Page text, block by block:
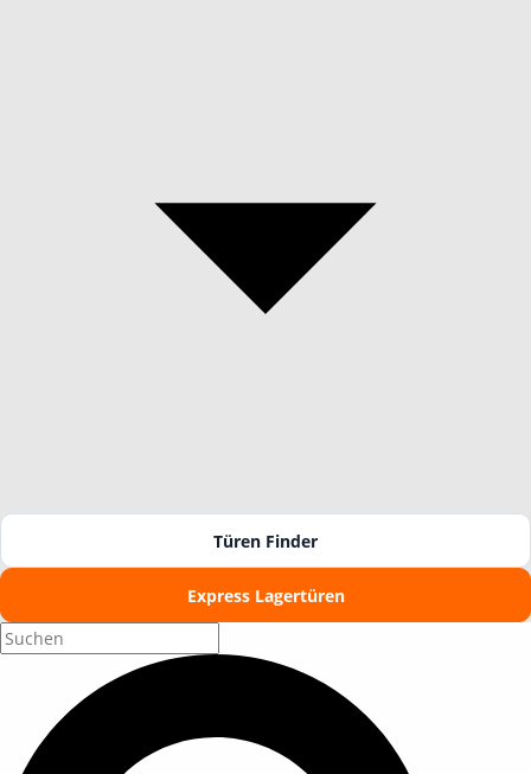
Türen Finder
Express Lagertüren